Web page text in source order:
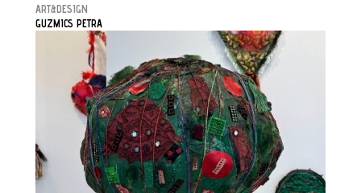
ART&DESIGN
GUZMICS PETRA